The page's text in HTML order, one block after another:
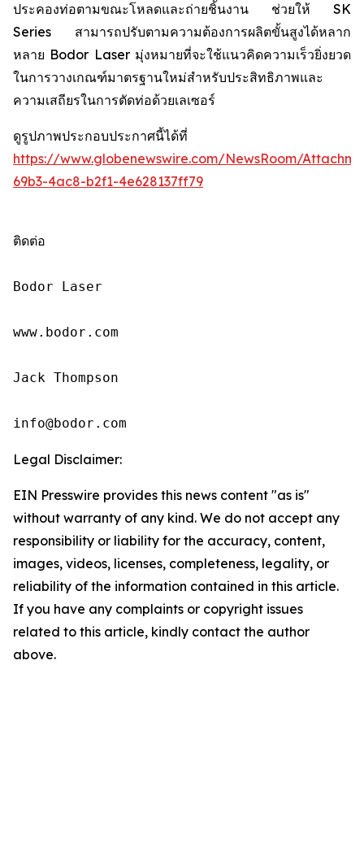
ประคองท่อตามขณะโหลดและถ่ายชิ้นงาน ช่วยให้ SK
Series สามารถปรับตามความต้องการผลิตขั้นสูงได้หลาก
หลาย Bodor Laser มุ่งหมายที่จะใช้แนวคิดความเร็วยิ่งยวด
ในการวางเกณฑ์มาตรฐานใหม่สำหรับประสิทธิภาพและ
ความเสถียรในการตัดท่อด้วยเลเซอร์
ดูรูปภาพประกอบประกาศนี้ได้ที่
https://www.globenewswire.com/NewsRoom/
69b3-4ac8-b2f1-4e628137ff79
ติดต่อ
Bodor Laser
www.bodor.com
Jack Thompson
info@bodor.com
Legal Disclaimer:
EIN Presswire provides this news content "as is"
without warranty of any kind. We do not accept any
responsibility or liability for the accuracy, content,
images, videos, licenses, completeness, legality, or
reliability of the information contained in this article.
If you have any complaints or copyright issues
related to this article, kindly contact the author
above.